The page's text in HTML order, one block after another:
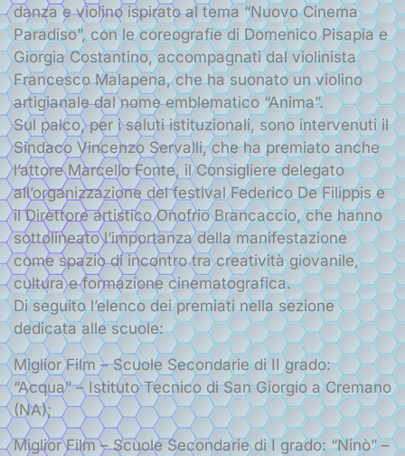
danza e violino ispirato al tema “Nuovo Cinema
Paradiso”, con le coreografie di Domenico Pisapia e
Giorgia Costantino, accompagnati dal violinista
Francesco Malapena, che ha suonato un violino
artigianale dal nome emblematico “Anima”.
Sul palco, per i saluti istituzionali, sono intervenuti il
Sindaco Vincenzo Servalli, che ha premiato anche
l’attore Marcello Fonte, il Consigliere delegato
all’organizzazione del festival Federico De Filippis e
il Direttore artistico Onofrio Brancaccio, che hanno
sottolineato l’importanza della manifestazione
come spazio di incontro tra creatività giovanile,
cultura e formazione cinematografica.
Di seguito l’elenco dei premiati nella sezione
dedicata alle scuole:
Miglior Film – Scuole Secondarie di II grado:
“Acqua” – Istituto Tecnico di San Giorgio a Cremano
(NA);
Miglior Film – Scuole Secondarie di I grado: “Ninò” –